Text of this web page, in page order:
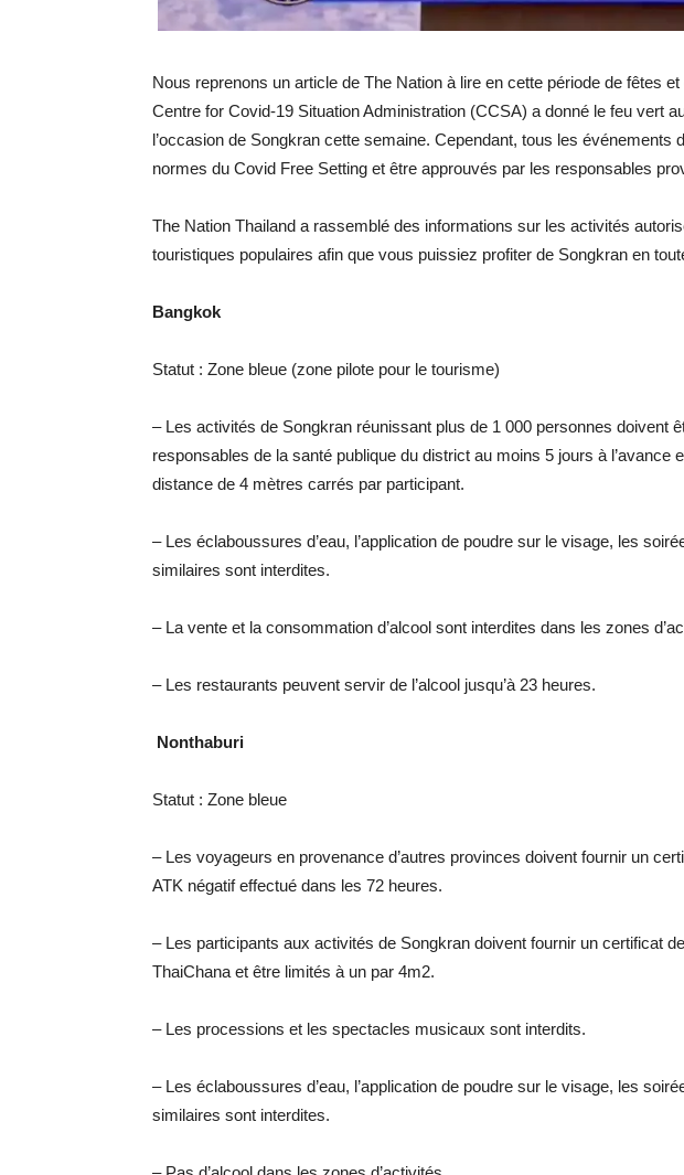
Nous reprenons un article de The Nation à lire en cette période de fêtes
Centre for Covid-19 Situation Administration (CCSA) a donné le feu vert
l’occasion de Songkran cette semaine. Cependant, tous les événements
normes du Covid Free Setting et être approuvés par les responsables
The Nation Thailand a rassemblé des informations sur les activités
touristiques populaires afin que vous puissiez profiter de Songkran en
Bangkok
Statut : Zone bleue (zone pilote pour le tourisme)
– Les activités de Songkran réunissant plus de 1 000 personnes doivent
responsables de la santé publique du district au moins 5 jours à l’avance
distance de 4 mètres carrés par participant.
– Les éclaboussures d’eau, l’application de poudre sur le visage, les
similaires sont interdites.
– La vente et la consommation d’alcool sont interdites dans les zones
– Les restaurants peuvent servir de l’alcool jusqu’à 23 heures.
Nonthaburi
Statut : Zone bleue
– Les voyageurs en provenance d’autres provinces doivent fournir un
ATK négatif effectué dans les 72 heures.
– Les participants aux activités de Songkran doivent fournir un certificat
ThaiChana et être limités à un par 4m2.
– Les processions et les spectacles musicaux sont interdits.
– Les éclaboussures d’eau, l’application de poudre sur le visage, les
similaires sont interdites.